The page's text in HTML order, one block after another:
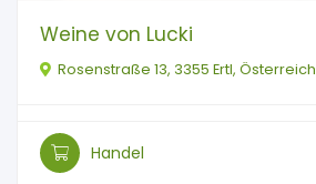
Weine von Lucki
Rosenstraße 13, 3355 Ertl, Österreich
Handel